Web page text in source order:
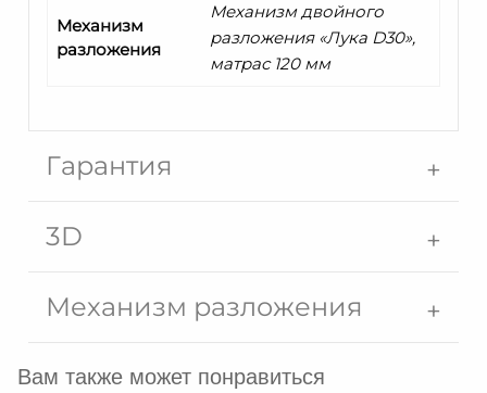
Механизм
разложения
Механизм двойного
разложения «Лука D30»,
матрас 120 мм
Гарантия
3D
Механизм разложения
Вам также может понравиться